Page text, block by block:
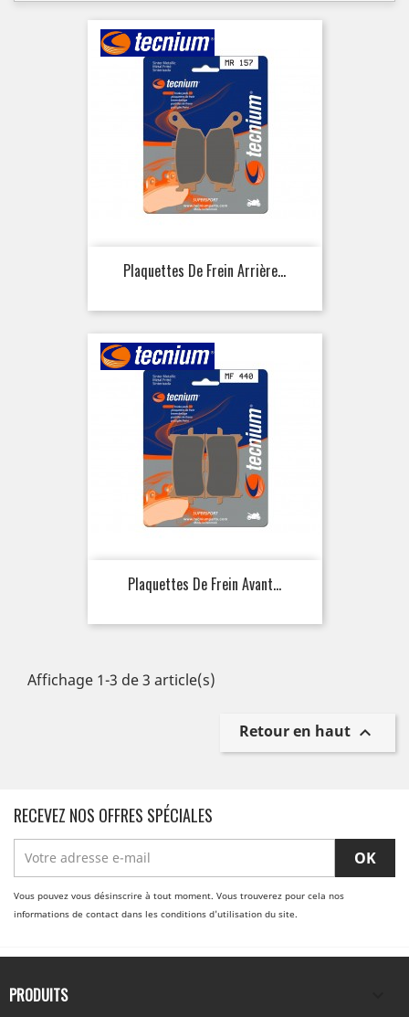
Plaquettes De Frein Arrière...
Plaquettes De Frein Avant...
Affichage 1-3 de 3 article(s)
Retour en haut 
RECEVEZ NOS OFFRES SPÉCIALES
Vous pouvez vous désinscrire à tout moment. Vous trouverez pour cela nos
informations de contact dans les conditions d'utilisation du site.
PRODUITS